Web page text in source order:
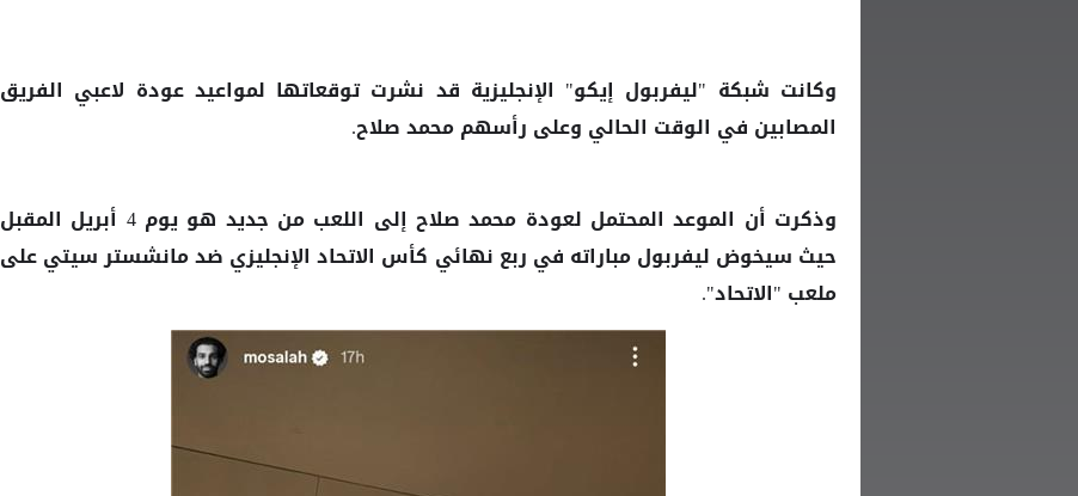
وكانت شبكة "ليفربول إيكو" الإنجليزية قد نشرت توقعاتها لمواعيد عودة لاعبي الفريق
المصابين في الوقت الحالي وعلى رأسهم محمد صلاح.
وذكرت أن الموعد المحتمل لعودة محمد صلاح
إلى اللعب من جديد هو يوم 4 أبريل المقبل
حيث سيخوض ليفربولمباراته في ربع نهائي كأس الاتحاد الإنجليزي ضد مانشستر سيتي على
ملعب "الاتحاد".